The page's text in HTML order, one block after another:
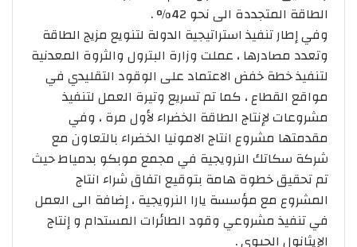
الطاقة المتجددة الى نحو 42% .
وفي إطار تنفيذ استراتيجية الدولة لتنويع مزيج الطاقة
وتعدد مصادرها ، عملت وزارة البترول والثروة المعدنية
لتنفيذ خطة خفض الاعتماد على الوقود التقليدي في
مواقع القطاع ، كما تم تسريع وتيرة العمل لتنفيذ
مشروعات لإنتاج الطاقة الخضراء لأول مرة ، وفي
مقدمتها مشروع انتاج الامونيا الخضراء بالتعاون مع
شركة سكاتك النرويجية في مجمع موبكو بدمياط حيث
تم تحقيق خطوة هامة بتوقيع اتفاق شراء انتاج
المشروع مع مؤسسة يارا النرويجية ، إضافة الى العمل
في تنفيذ مشروعي وقود الطائرات المستدام و إنتاج
الإيثانول الحيوي .